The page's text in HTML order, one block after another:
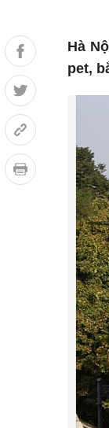
Hà
pet,